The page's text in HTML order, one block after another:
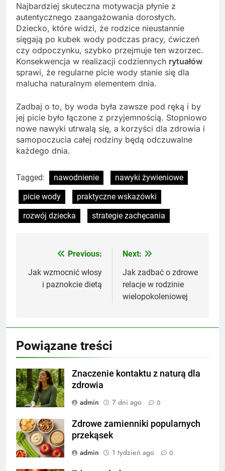
Najbardziej skuteczna motywacja płynie z
autentycznego zaangażowania dorosłych.
Dziecko, które widzi, że rodzice nieustannie
sięgają po kubek wody podczas pracy, ćwiczeń
czy odpoczynku, szybko przejmuje ten wzorzec.
Konsekwencja w realizacji codziennych rytuałów
sprawi, że regularne picie wody stanie się dla
malucha naturalnym elementem dnia.
Zadbaj o to, by woda była zawsze pod ręką i by
jej picie było łączone z przyjemnością. Stopniowo
nowe nawyki utrwalą się, a korzyści dla zdrowia i
samopoczucia całej rodziny będą odczuwalne
każdego dnia.
Tagged: nawodnienie
nawyki żywieniowe
picie wody
praktyczne wskazówki
rozwój dziecka
strategie zachęcania
Nawigacja
wpisu
Previous:
Jak wzmocnić włosy
i paznokcie dietą
Next:
Jak zadbać o zdrowe
relacje w rodzinie
wielopokoleniowej
Powiązane treści
Znaczenie kontaktu z naturą dla
zdrowia
admin
7 dni ago 0
Zdrowe zamienniki popularnych
przekąsek
admin
1 tydzień ago 0